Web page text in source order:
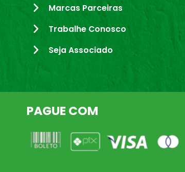
Marcas Parceiras
Trabalhe Conosco
Seja Associado
PAGUE COM